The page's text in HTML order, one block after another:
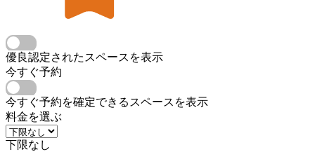
優良認定されたスペースを表示
今すぐ予約
今すぐ予約を確定できるスペースを表示
料金を選ぶ
下限なし